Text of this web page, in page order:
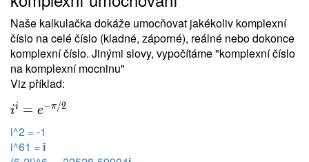
Naše kalkulačka dokáže umocňovat jakékoliv komplexní
číslo na celé číslo (kladné, záporné), reálné nebo dokonce
komplexní číslo. Jinými slovy, vypočítáme "komplexní číslo
na komplexní mocninu"
Viz příklad:
ii = e−π/2
i^2 = -1
i^61 = i